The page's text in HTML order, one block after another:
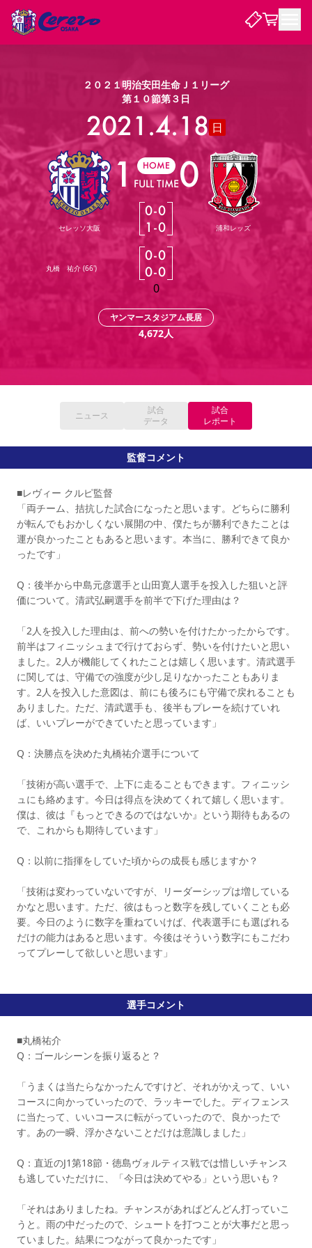
試合日程 / 結果 順位表
チームについて
選手・スタッフ スケジュール メディア情報 アクセス レディース
アカデミー
ハナサカプレーヤー 歴代所属選手
チケット
チケット情報 販売スケジュール 価格・席種
購入方法
シーズンシート
法人シーズンシート 福祉サービス 団体チケット
特定興行入場券 譲渡サービス リセールサービス
観戦ガイド
キッズ向けサービス
観戦マナー&ルール
ビジターサポーター観戦ガイド
スタジアム
YANMAR HANASAKA STADIUM
よくある質問
クラブを知る
セレッソ大阪について
クラブ紹介 シーズン記録 求人情報
セレッソ大阪VISAカード
セレッソアイデアちょうだいな
Lise（ライセンスビジネス）
スポーツクラブ
関連団体/施設
長居公園 セレッソフットサルパーク セレッソフットサルパーク長居
セレッソ大阪アカデミー
大人のサッカースクール
その他スポーツクラブ
ファンクラブ
ファンクラブ
SAKURA POINT Program
まいセレチケット
婚姻届・出生届・命名書
ニュース
チケット イベント
スポーツクラブ
レディース
２０２１明治安田生命Ｊ１リーグ
第１０節第３日
2021.4.18 日
セレッソ大阪
丸橋 祐介 (66')
1 HOME
FULL TIME0
0-0
1-0
0-0
0-0
0
浦和レッズ
ヤンマースタジアム長居
4,672人
ニュース
試合
データ
試合
レポート
監督コメント
■レヴィー クルピ監督
「両チーム、拮抗した試合になったと思います。どちらに勝利
が転んでもおかしくない展開の中、僕たちが勝利できたことは
運が良かったこともあると思います。本当に、勝利できて良か
ったです」
Q：後半から中島元彦選手と山田寛人選手を投入した狙いと評
価について。清武弘嗣選手を前半で下げた理由は？
「2人を投入した理由は、前への勢いを付けたかったからです。
前半はフィニッシュまで行けておらず、勢いを付けたいと思い
ました。2人が機能してくれたことは嬉しく思います。清武選手
に関しては、守備での強度が少し足りなかったこともありま
す。2人を投入した意図は、前にも後ろにも守備で戻れることも
ありました。ただ、清武選手も、後半もプレーを続けていれ
ば、いいプレーができていたと思っています」
Q：決勝点を決めた丸橋祐介選手について
「技術が高い選手で、上下に走ることもできます。フィニッシ
ュにも絡めます。今日は得点を決めてくれて嬉しく思います。
僕は、彼は『もっとできるのではないか』という期待もあるの
で、これからも期待しています」
Q：以前に指揮をしていた頃からの成長も感じますか？
「技術は変わっていないですが、リーダーシップは増している
かなと思います。ただ、彼はもっと数字を残していくことも必
要。今日のように数字を重ねていけば、代表選手にも選ばれる
だけの能力はあると思います。今後はそういう数字にもこだわ
ってプレーして欲しいと思います」
選手コメント
■丸橋祐介
Q：ゴールシーンを振り返ると？
「うまくは当たらなかったんですけど、それがかえって、いい
コースに向かっていったので、ラッキーでした。ディフェンス
に当たって、いいコースに転がっていったので、良かったで
す。あの一瞬、浮かさないことだけは意識しました」
Q：直近のJ1第18節・徳島ヴォルティス戦では惜しいチャンス
も逃していただけに、「今日は決めてやる」という思いも？
「それはありましたね。チャンスがあればどんどん打っていこ
うと。雨の中だったので、シュートを打つことが大事だと思っ
ていました。結果につながって良かったです」